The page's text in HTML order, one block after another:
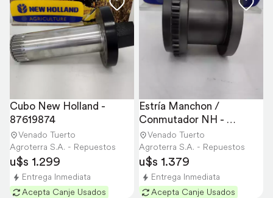
Cubo New Holland -
87619874
Venado Tuerto
Agroterra S.A. - Repuestos
u$s 1.299
Entrega Inmediata
Acepta Canje Usados
Estría Manchon /
Conmutador NH -
87011639
Venado Tuerto
Agroterra S.A. - Repuestos
u$s 1.379
Entrega Inmediata
Acepta Canje Usados